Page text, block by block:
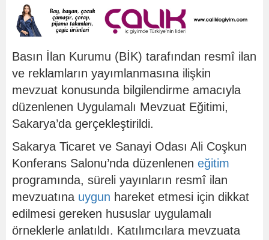
Basın İlan Kurumu (BİK) tarafından resmî ilan
ve reklamların yayımlanmasına ilişkin
mevzuat konusunda bilgilendirme amacıyla
düzenlenen Uygulamalı Mevzuat Eğitimi,
Sakarya’da gerçekleştirildi.
Sakarya Ticaret ve Sanayi Odası Ali Coşkun
Konferans Salonu’nda düzenlenen eğitim
programında, süreli yayınların resmî ilan
mevzuatına uygun hareket etmesi için dikkat
edilmesi gereken hususlar uygulamalı
örneklerle anlatıldı. Katılımcılara mevzuata